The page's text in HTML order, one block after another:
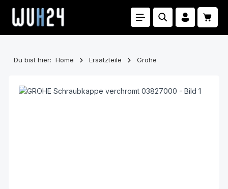
Zum Hauptinhalt springen
Du bist hier: Home Ersatzteile Grohe